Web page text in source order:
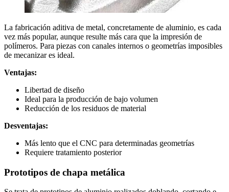
La fabricación aditiva de metal, concretamente de aluminio, es cada
vez más popular, aunque resulte más cara que la impresión de
polímeros. Para piezas con canales internos o geometrías imposibles
de mecanizar es ideal.
Ventajas:
Libertad de diseño
Ideal para la producción de bajo volumen
Reducción de los residuos de material
Desventajas:
Más lento que el CNC para determinadas geometrías
Requiere tratamiento posterior
Prototipos de chapa metálica